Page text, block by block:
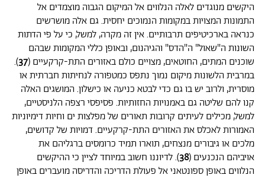
היקשים מנוגדים לאלה הנלווים אל המיקום הגבוה מוצמדים אל
התמונות המצויות במקומות הנמוכים יחסית. גם אלה מושרשים
כנראה בארכיטיפים תרבותיים. אין זה מקרה, למשל, כי על פי הדתות
השונות ה"שאול" ה"הדס" והגיהנום, ובאופן כללי המקומות שבהם
שוכנים המתים, החוטאים, מצויים כולם באזורים התת-קרקעיים (37
).
במרבית הלשונות מיקום נמוך נתפס כמטפורה לנחיתות חברתית או
מוסרית, ולרוב יש בו גם כדי לבטא כניעה או כישלון. המושגים האלה
קנו להם שליטה גם באמנויות החזותיות. פסיפסי רצפה הלניסטיים,
למשל, מכילים לעיתים קרובות תאורים של מפלצות ים וחיות דימיוניות
האמורות לאכלס את האזורים התת-קרקעיים. דמויות של קדושים,
מלכים או גיבורים מנצחים, תוארו תמיד כרומסים ברגליהם את
אויביהם הנכנעים (38). לדיוננו חשוב במיוחד לציין כי ההיקשים
הנלווים באופן ספונטאני אל פעולת הדריכה והדריסה מועברים באופן